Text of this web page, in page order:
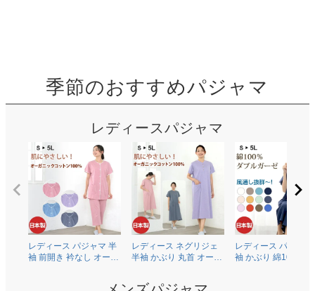
季節のおすすめパジャマ
レディースパジャマ
レディース パジャマ 半
袖 前開き 衿なし オーガ
レディース ネグリジェ
半袖 かぶり 丸首 オーガ
レディース パジャマ
袖 かぶり 綿100％二